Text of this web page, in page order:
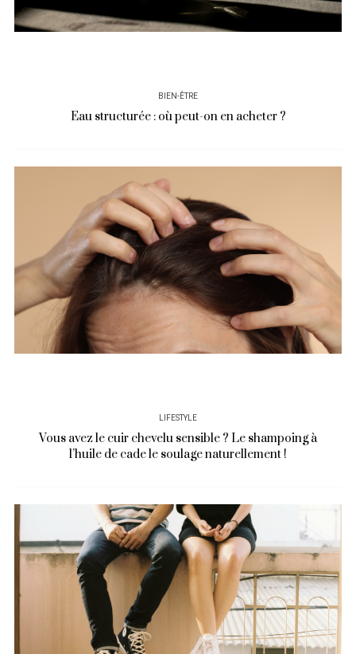
BIEN-ÊTRE
Eau structurée : où peut-on en acheter ?
LIFESTYLE
Vous avez le cuir chevelu sensible ? Le shampoing à
l’huile de cade le soulage naturellement !